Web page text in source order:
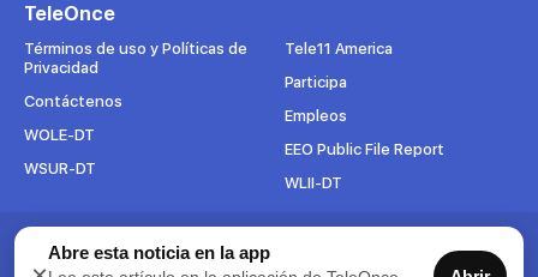
pestañapestañapestañapestaña
TeleOnce
Términos de uso y Políticas de
Privacidad
Contáctenos
WOLE-DT
WSUR-DT
Tele11 America
Participa
Empleos
EEO Public File Report
WLII-DT
Suscríbete al boletín
Abre esta noticia en la app